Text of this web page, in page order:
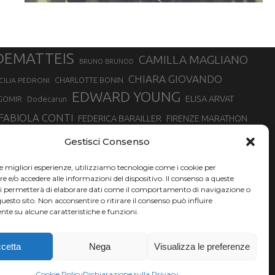
Gestisci Consenso
migliori esperienze, utilizziamo tecnologie come i cookie per
e/o accedere alle informazioni del dispositivo. Il consenso a queste
permetterà di elaborare dati come il comportamento di navigazione o
sito. Non acconsentire o ritirare il consenso può influire
su alcune caratteristiche e funzioni.
Nega Visualizza le preferenze
BRUNO BRUNOD CAMILLA MAGLIANO
PEDRONI CHARLOTTE BONIN CHIARA GIOVANDO
Dodecarun EDWARD YOUNG ELISA ARVAT
FABIOLA CONTI FEDERICA BARAILLER FIRENZE MARATHON
GIOVANNA EPIS GIULIANO CAVALLO
DI TORINO MARATONINA MARCELLA BELLETTI MARCO OLMO
MONVISO VERTICAL RACE NADIA BATTOCLETTI
BONALDI SILVIA RAMPAZZO
CHEVRIER YEMAN CRIPPA